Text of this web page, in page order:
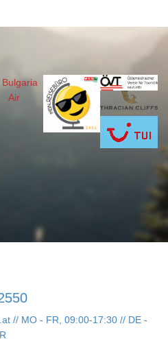
// MO - FR, 09:00-17:30 // DE -